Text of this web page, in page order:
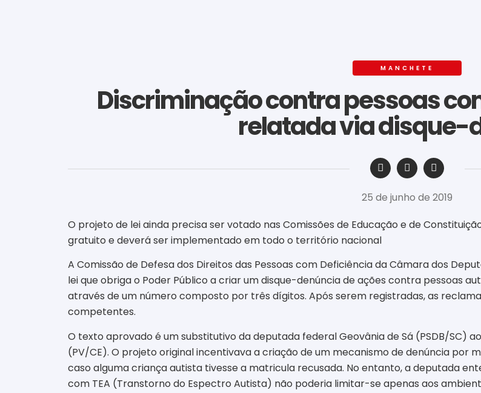
MANCHETE
Discriminação contra pessoas
relatada via disque-
‎ ‎ ‎ ‎ ‎ ‎ ‎ ‎ ‎ ‎ ‎ ‎ ‎ ‎ ‎ ‎ ‎ ‎ ‎ ‎ ‎ ‎ ‎ ‎ ‎ ‎ ‎ ‎ ‎ ‎ ‎
25 de junho de 2019
O projeto de lei ainda precisa ser votado nas Comissões de Educação e de
gratuito e deverá ser implementado em todo o território nacional
A Comissão de Defesa dos Direitos das Pessoas com Deficiência da Câmara dos
lei que obriga o Poder Público a criar um disque-denúncia de ações contra pessoas
através de um número composto por três dígitos. Após serem registradas, as
competentes.
O texto aprovado é um substitutivo da deputada federal Geovânia de Sá (PSDB/SC)
(PV/CE). O projeto original incentivava a criação de um mecanismo de denúncia por
caso alguma criança autista tivesse a matricula recusada. No entanto, a deputada
com TEA (Transtorno do Espectro Autista) não poderia limitar-se apenas aos